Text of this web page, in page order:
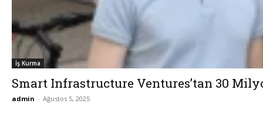
İş Kurma
Smart Infrastructure Ventures’tan 30
admin - Ağustos 5, 2025